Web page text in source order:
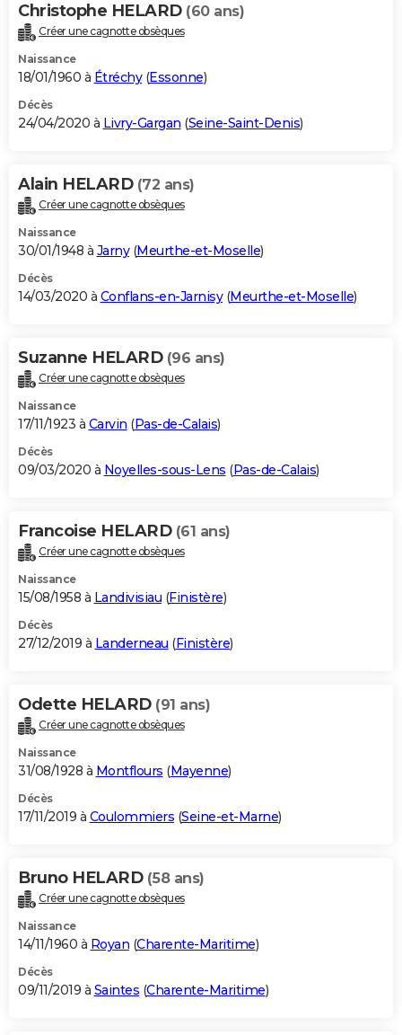
Christophe HELARD (60 ans)
Créer une cagnotte obsèques
Naissance
18/01/1960 à Étréchy(Essonne)
Décès
24/04/2020 à Livry-Gargan (Seine-Saint-Denis)
Alain HELARD (72 ans)
Créer une cagnotte obsèques
Naissance
30/01/1948 à Jarny(Meurthe-et-Moselle)
Décès
14/03/2020 à Conflans-en-Jarnisy(Meurthe-et-Moselle)
Suzanne HELARD (96 ans)
Créer une cagnotte obsèques
Naissance
17/11/1923 à Carvin (Pas-de-Calais)
Décès
09/03/2020 à Noyelles-sous-Lens (Pas-de-Calais)
Francoise HELARD (61 ans)
Créer une cagnotte obsèques
Naissance
15/08/1958 à Landivisiau (Finistère)
Décès
27/12/2019 à Landerneau (Finistère)
Odette HELARD (91 ans)
Créer une cagnotte obsèques
Naissance
31/08/1928 à Montflours (Mayenne)
Décès
17/11/2019 à Coulommiers (Seine-et-Marne)
Bruno HELARD (58 ans)
Créer une cagnotte obsèques
Naissance
14/11/1960 à Royan (Charente-Maritime)
Décès
09/11/2019 à Saintes (Charente-Maritime)